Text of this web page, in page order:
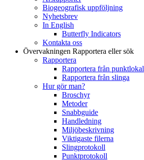
Biogeografisk uppföljning
Nyhetsbrev
In English
Butterfly Indicators
Kontakta oss
Övervakningen Rapportera eller sök
Rapportera
Rapportera från punktlokal
Rapportera från slinga
Hur gör man?
Broschyr
Metoder
Snabbguide
Handledning
Miljöbeskrivning
Viktigaste filerna
Slingprotokoll
Punktprotokoll